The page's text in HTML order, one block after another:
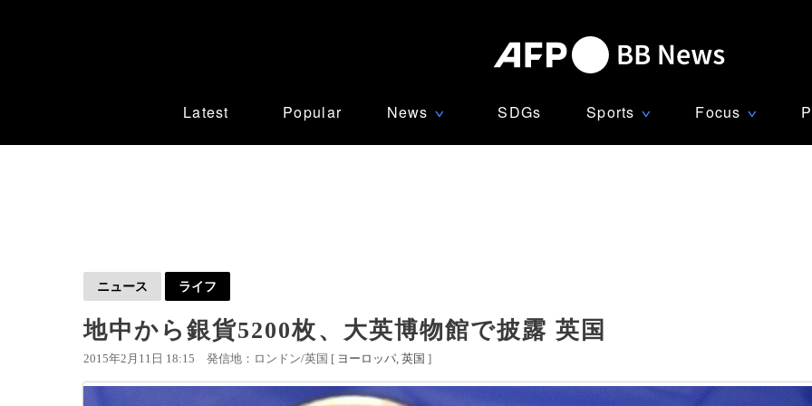
Latest Popular News ∨ SDGs Sports ∨ Focus ∨
ニュース ライフ
地中から銀貨5200枚、大英博物館で披露 英国
2015年2月11日 18:15 発信地：ロンドン/英国 [ ヨーロッパ 英国 ]